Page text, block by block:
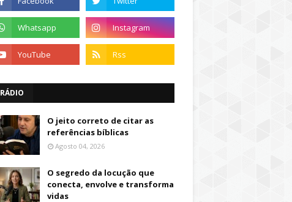
RÁDIO
O jeito correto de citar as
referências bíblicas
Agosto 04, 2026
O segredo da locução que
conecta, envolve e transforma
vidas